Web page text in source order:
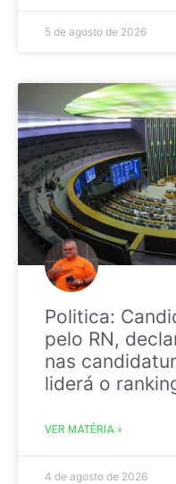
5 de agosto de 2026
Politica:
pelo RN,
nas
liderá o
VER MATÉRIA »
4 de agosto de 2026